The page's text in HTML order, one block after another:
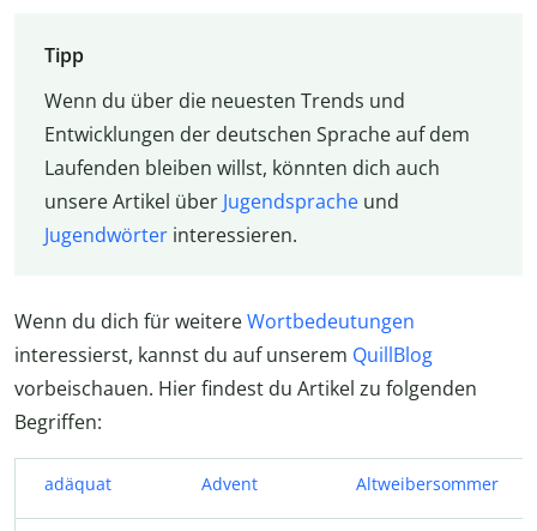
Tipp
Wenn du über die neuesten Trends und
Entwicklungen der deutschen Sprache auf dem
Laufenden bleiben willst, könnten dich auch
unsere Artikel über Jugendspracheund
Jugendwörterinteressieren.
Wenn du dich für weitereWortbedeutungen
interessierst, kannst du auf unserem QuillBlog
vorbeischauen. Hier findest du Artikel zu folgenden
Begriffen:
adäquat Advent Altweibersommer